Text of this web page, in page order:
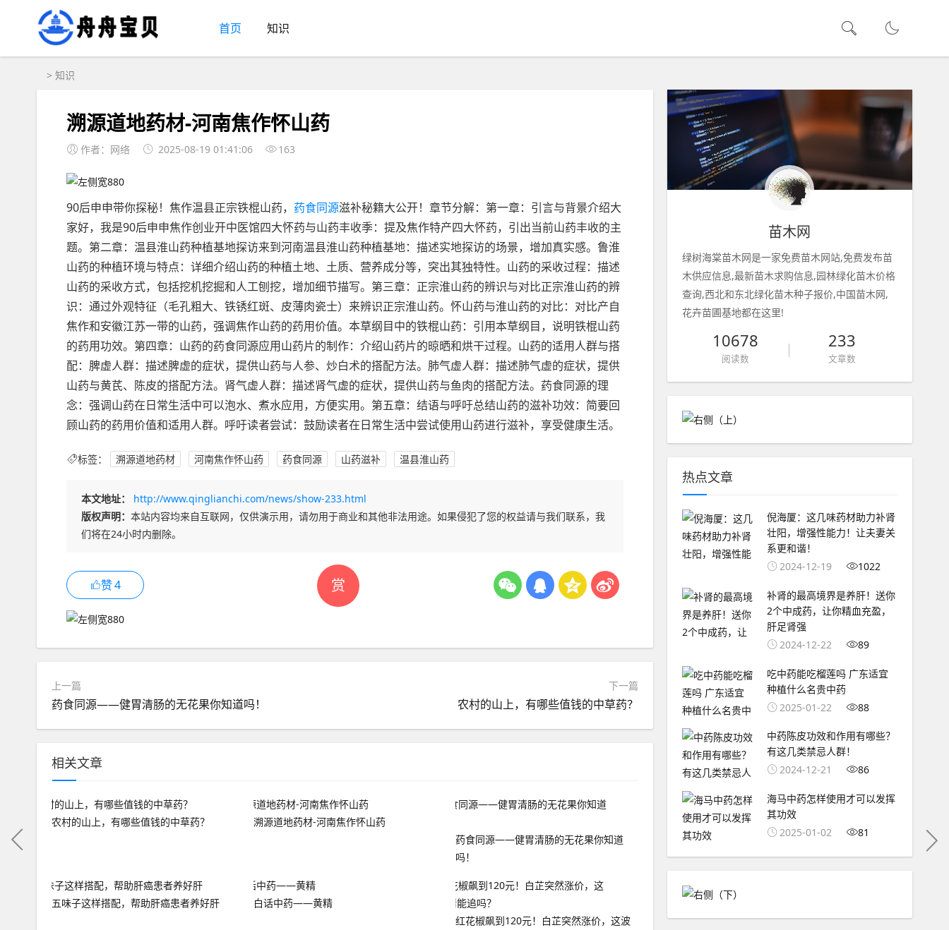
首页 知识
> 知识
溯源道地药材-河南焦作怀山药
作者：网络 2025-08-19 01:41:06 163
90后申申带你探秘！焦作温县正宗铁棍山药， 药食同源滋补秘籍大公开！章节分解：第一章：引言与背景介绍大
家好，我是90后申申焦作创业开中医馆四大怀药与山药丰收季：提及焦作特产四大怀药，引出当前山药丰收的主
题。第二章：温县淮山药种植基地探访来到河南温县淮山药种植基地：描述实地探访的场景，增加真实感。鲁淮
山药的种植环境与特点：详细介绍山药的种植土地、土质、营养成分等，突出其独特性。山药的采收过程：描述
山药的采收方式，包括挖机挖掘和人工刨挖，增加细节描写。第三章：正宗淮山药的辨识与对比正宗淮山药的辨
识：通过外观特征（毛孔粗大、铁锈红斑、皮薄肉瓷士）来辨识正宗淮山药。怀山药与淮山药的对比：对比产自
焦作和安徽江苏一带的山药，强调焦作山药的药用价值。本草纲目中的铁棍山药：引用本草纲目，说明铁棍山药
的药用功效。第四章：山药的药食同源应用山药片的制作：介绍山药片的晾晒和烘干过程。山药的适用人群与搭
配：脾虚人群：描述脾虚的症状，提供山药与人参、炒白术的搭配方法。肺气虚人群：描述肺气虚的症状，提供
山药与黄芪、陈皮的搭配方法。肾气虚人群：描述肾气虚的症状，提供山药与鱼肉的搭配方法。药食同源的理
念：强调山药在日常生活中可以泡水、煮水应用，方便实用。第五章：结语与呼吁总结山药的滋补功效：简要回
顾山药的药用价值和适用人群。呼吁读者尝试：鼓励读者在日常生活中尝试使用山药进行滋补，享受健康生活。
标签： 溯源道地药材 河南焦作怀山药 药食同源 山药滋补 温县淮山药
赏
本文地址：
http://www.qinglianchi.com/news/show-233.html
版权声明： 本站内容均来自互联网，仅供演示用，请勿用于商业和其他非法用途。如果侵犯了您的权益请与我们联系，我
们将在24小时内删除。
赞4
上一篇
药食同源——健胃清肠的无花果你知道吗！
下一篇
农村的山上，有哪些值钱的中草药？
相关文章
农村的山上，有哪些值钱的中草药？
溯源道地药材-河南焦作怀山药
药食同源——健胃清肠的无花果你知道
吗！
五味子这样搭配，帮助肝癌患者养好肝
白话中药——黄精
红花椒飙到120元！白芷突然涨价，这波
苗木网
绿树海棠苗木网是一家免费苗木网站,免费发布苗
木供应信息,最新苗木求购信息,园林绿化苗木价格
查询,西北和东北绿化苗木种子报价,中国苗木网,
花卉苗圃基地都在这里!
10678
阅读数
233
文章数
热点文章
倪海厦：这几味药材助力补肾
壮阳，增强性能力！让夫妻关
系更和谐！
2024-12-19
1022
补肾的最高境界是养肝！送你
2个中成药，让你精血充盈，
肝足肾强
2024-12-22
89
吃中药能吃榴莲吗 广东适宜
种植什么名贵中药
2025-01-22
88
中药陈皮功效和作用有哪些？
有这几类禁忌人群！
2024-12-21
86
海马中药怎样使用才可以发挥
其功效
2025-01-02
81